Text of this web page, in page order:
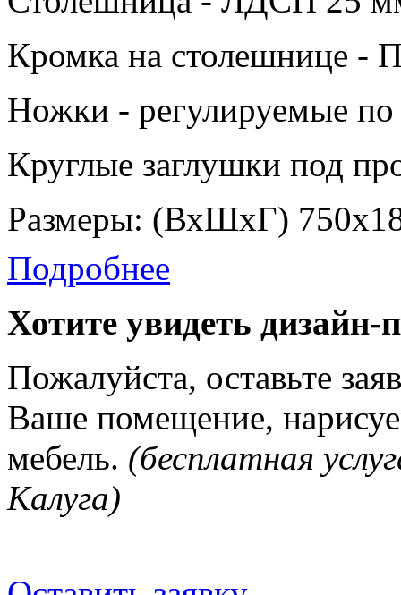
Кромка на столешнице
Ножки - регулируемые
Круглые заглушки под
Размеры: (ВхШхГ)
Подробнее
Хотите увидеть дизайн-
Пожалуйста, оставьте
Ваше помещение,
мебель. (бесплатная
Калуга)